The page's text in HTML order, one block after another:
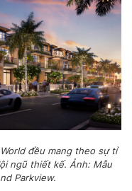
đều mang theo sự tỉ
ngũ thiết kế. Ảnh: Mẫu
Parkview.